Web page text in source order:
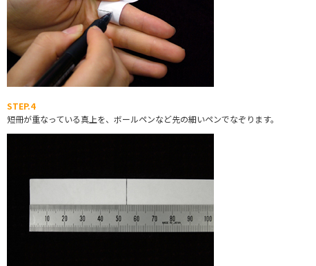
STEP.4
短冊が重なっている真上を、ボールペンなど先の細いペンでなぞります。